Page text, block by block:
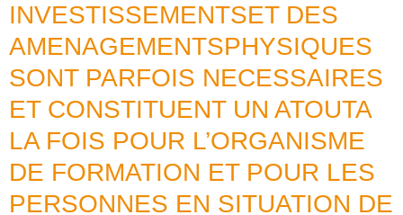
INVESTISSEMENTSET DES
AMENAGEMENTSPHYSIQUES
SONT PARFOIS NECESSAIRES
ET CONSTITUENT UN ATOUTA
LA FOIS POUR L’ORGANISME
DE FORMATION ET POUR LES
PERSONNES EN SITUATION DE